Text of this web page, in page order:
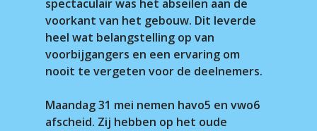
spectaculair was het abseilen aan de
voorkant van het gebouw. Dit leverde
heel wat belangstelling op van
voorbijgangers en een ervaring om
nooit te vergeten voor de deelnemers.
Maandag 31 mei nemen havo5 en vwo6
afscheid. Zij hebben op het oude